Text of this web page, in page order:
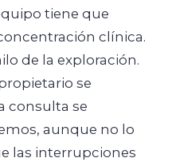
tiene que
clínica.
de la exploración.
se
consulta se
aunque no lo
las interrupciones